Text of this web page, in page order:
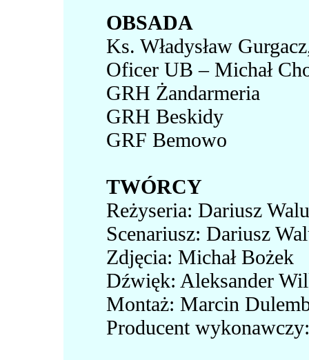
OBSADA
Ks. Władysław
Oficer UB – Michał
GRH Żandarmeria
GRH Beskidy
GRF Bemowo
TWÓRCY
Reżyseria: Dariusz
Scenariusz: Dariusz
Zdjęcia: Michał Bożek
Dźwięk: Aleksander
Montaż: Marcin
Producent